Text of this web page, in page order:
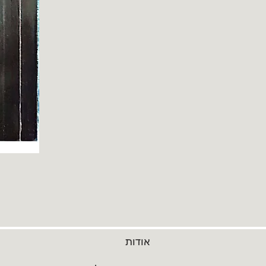
אודות